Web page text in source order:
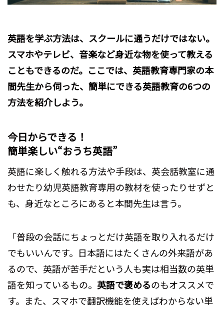
英語を学ぶ方法は、スクールに通うだけではない。
スマホやテレビ、音楽など身近な物を使って教える
こともできるのだ。ここでは、英語教育専門家の本
間先生から伺った、簡単にできる英語教育の6つの
方法を紹介しよう。
今日からできる！
簡単楽しい“おうち英語”
英語に楽しく触れる方法や手段は、英会話教室に通
わせたり幼児英語教育専用の教材を使ったりせずと
も、身近なところにあると本間先生は言う。
「普段の会話にちょっとだけ英語を取り入れるだけ
でもいいんです。日本語にはたくさんの外来語があ
るので、英語が苦手だという人も実は相当数の英単
語を知っているもの。 英語で褒めるのもオススメで
す。また、スマホで翻訳機能を使えばわからない単